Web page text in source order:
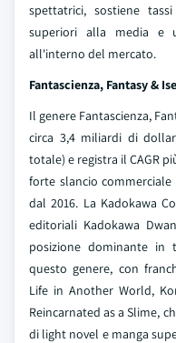
spettatrici, sostiene
superiori alla media e
all'interno del mercato.
Fantascienza, Fantasy &
Il genere Fantascienza,
circa 3,4 miliardi di
totale) e registra il CAGR
forte slancio
dal 2016. La Kadokawa
editoriali Kadokawa
posizione dominante
questo genere, con
Life in Another World,
Reincarnated as a Slime,
di light novel e manga